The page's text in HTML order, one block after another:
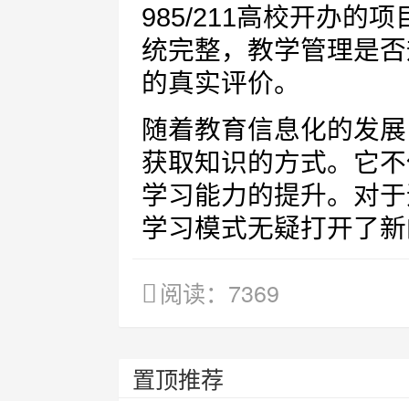
985/211高校开办的项
统完整，教学管理是
的真实评价。
随着教育信息化的发
获取知识的方式。它
学习能力的提升。对
学习模式无疑打开了
阅读：7369
置顶推荐